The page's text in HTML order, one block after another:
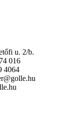
u. 2/b.
016
4064